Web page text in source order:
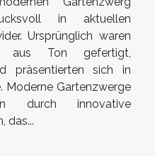
in aktuellen
Ursprünglich waren
aus Ton gefertigt,
präsentierten sich in
Moderne Gartenzwerge
durch innovative
das...